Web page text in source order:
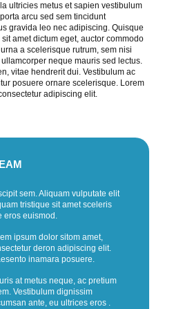
ultricies metus et sapien vestibulum
arcu sed sem tincidunt
gravida leo nec adipiscing. Quisque
amet dictum eget, auctor commodo
a scelerisque rutrum, sem nisi
neque mauris sed lectus.
vitae hendrerit dui. Vestibulum ac
posuere ornare scelerisque. Lorem
adipiscing elit.
sem. Aliquam vulputate elit
tristique sit amet sceleris
eros euismod.
ipsum dolor sitom amet,
deron adipiscing elit.
inamara posuere.
at metus neque, ac pretium
Vestibulum dignissim
ante, eu ultrices eros .